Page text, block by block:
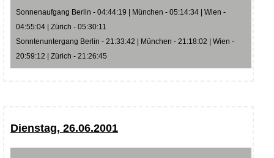
Sonnenaufgang Berlin - 04:44:19 | München - 05:14:34 | Wien -
04:55:04 | Zürich - 05:30:11
Sonntenuntergang Berlin - 21:33:42 | München - 21:18:02 | Wien -
20:59:12 | Zürich - 21:26:45
Dienstag, 26.06.2001